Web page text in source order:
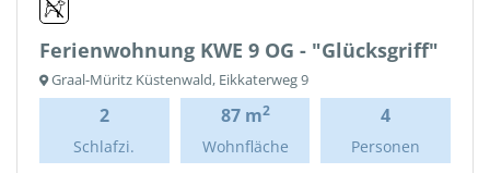
Ferienwohnung KWE 9 OG - "Glücksgriff"
Graal-Müritz Küstenwald, Eikkaterweg 9
2
Schlafzi.
87 m2
Wohnfläche
4
Personen